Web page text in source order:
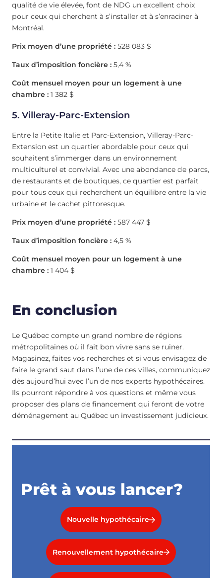
qualité de vie élevée, font de NDG un excellent choix
pour ceux qui cherchent à s’installer et à s’enraciner à
Montréal.
Prix moyen d’une propriété : 528 083 $
Taux d’imposition foncière : 5,4 %
Coût mensuel moyen pour un logement à une
chambre : 1 382 $
5. Villeray-Parc-Extension
Entre la Petite Italie et Parc-Extension, Villeray-Parc-
Extension est un quartier abordable pour ceux qui
souhaitent s’immerger dans un environnement
multiculturel et convivial. Avec une abondance de parcs,
de restaurants et de boutiques, ce quartier est parfait
pour tous ceux qui recherchent un équilibre entre la vie
urbaine et le cachet pittoresque.
Prix moyen d’une propriété : 587 447 $
Taux d’imposition foncière : 4,5 %
Coût mensuel moyen pour un logement à une
chambre : 1 404 $
En conclusion
Le Québec compte un grand nombre de régions
métropolitaines où il fait bon vivre sans se ruiner.
Magasinez, faites vos recherches et si vous envisagez de
faire le grand saut dans l’une de ces villes, communiquez
dès aujourd’hui avec l’un de nos experts hypothécaires.
Ils pourront répondre à vos questions et même vous
proposer des plans de financement qui feront de votre
déménagement au Québec un investissement judicieux.
Prêt à vous lancer?
Nouvelle hypothécaire
Renouvellement hypothécaire